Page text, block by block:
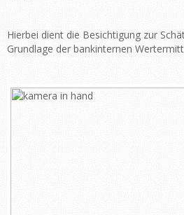
Hierbei dient die Besichtigung zur
Grundlage der bankinternen